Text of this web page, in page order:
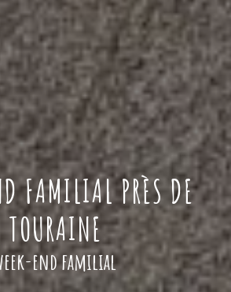
FAMILIAL PRÈS DE
TOURAINE
end familial